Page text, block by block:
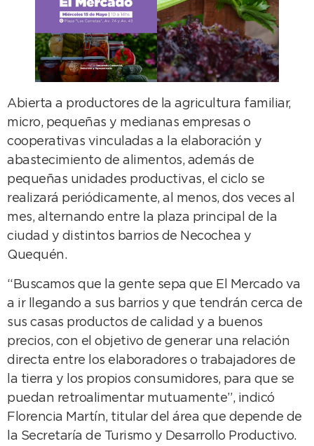
Abierta a productores de la agricultura familiar,
micro, pequeñas y medianas empresas o
cooperativas vinculadas a la elaboración y
abastecimiento de alimentos, además de
pequeñas unidades productivas, el ciclo se
realizará periódicamente, al menos, dos veces al
mes, alternando entre la plaza principal de la
ciudad y distintos barrios de Necochea y
Quequén.
“Buscamos que la gente sepa que El Mercado va
a ir llegando a sus barrios y que tendrán cerca de
sus casas productos de calidad y a buenos
precios, con el objetivo de generar una relación
directa entre los elaboradores o trabajadores de
la tierra y los propios consumidores, para que se
puedan retroalimentar mutuamente”, indicó
Florencia Martín, titular del área que depende de
la Secretaría de Turismo y Desarrollo Productivo.